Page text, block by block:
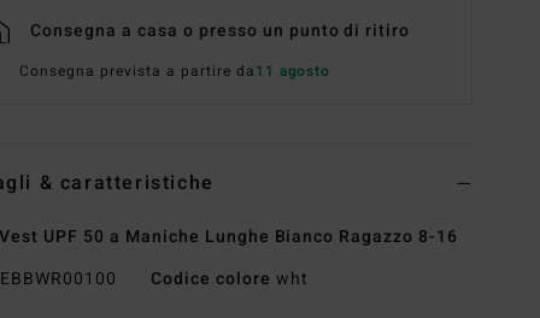
Consegna a casa o presso un punto di ritiro
Consegna prevista a partire da11 agosto
& caratteristiche
UPF 50 a Maniche Lunghe Bianco Ragazzo 8-16
EBBWR00100 Codice colore wht